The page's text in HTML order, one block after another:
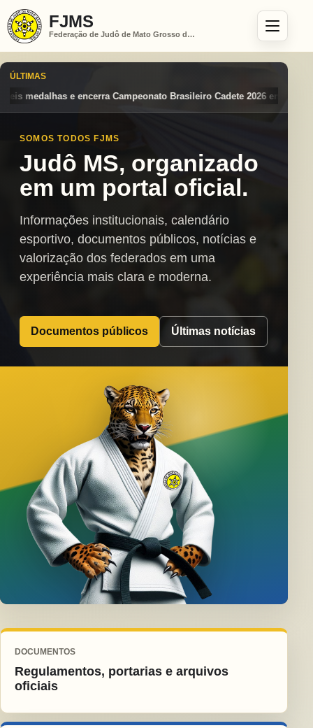
FJMS
Federação de Judô de Mato Grosso do Sul
ÚLTIMAS
Brasileiro Cadete 2026 entre os destaques nacionais Mato
SOMOS TODOS FJMS
Judô MS, organizado
em um portal oficial.
Informações institucionais, calendário
esportivo, documentos públicos, notícias e
valorização dos federados em uma
experiência mais clara e moderna.
Documentos públicos Últimas notícias
DOCUMENTOS
Regulamentos, portarias e arquivos
oficiais